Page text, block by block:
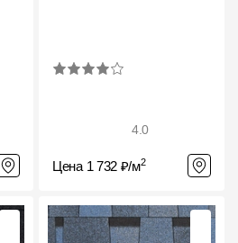
4.0
Цена 1 732 ₽/м2